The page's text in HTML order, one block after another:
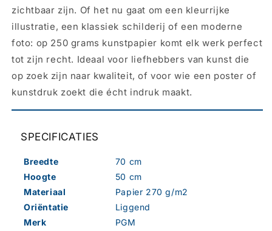
zichtbaar zijn. Of het nu gaat om een kleurrijke
illustratie, een klassiek schilderij of een moderne
foto: op 250 grams kunstpapier komt elk werk perfect
tot zijn recht. Ideaal voor liefhebbers van kunst die
op zoek zijn naar kwaliteit, of voor wie een poster of
kunstdruk zoekt die écht indruk maakt.
SPECIFICATIES
Breedte
70 cm
Hoogte
50 cm
Materiaal
Papier 270 g/m2
Oriëntatie
Liggend
Merk
PGM